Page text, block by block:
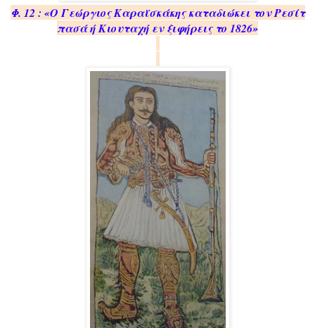
Φ. 12 : «Ο Γεώργιος Καραϊσκάκης καταδιώκει τον Ρεσίτ
πασά ή Κιουταχή εν ξιφήρεις το 1826»